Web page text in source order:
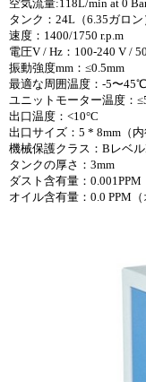
空気流量:118L/min at 0
タンク：24L（6.35ガロン
速度：1400/1750 r.p.m
電圧V / Hz：100-240 V /
振動強度mm：≤0.5mm
最適な周囲温度：-5〜45℃
ユニットモーター温度：
出口温度：<10°C
出口サイズ：5 * 8mm（内
機械保護クラス：Bレベル
タンクの厚さ：3mm
ダスト含有量：0.001PPM
オイル含有量：0.0 PPM（